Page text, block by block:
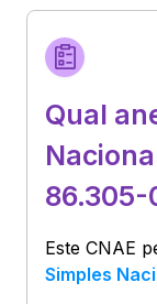
Qual
86.305-
Este CNAE
Simples